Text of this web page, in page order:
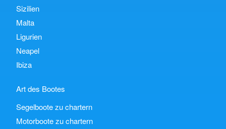
Sizilien
Malta
Ligurien
Neapel
Ibiza
Art des Bootes
Segelboote zu chartern
Motorboote zu chartern